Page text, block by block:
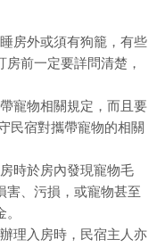
房外或須有狗籠，有些
前一定要詳問清楚，
寵物相關規定，而且要
民宿對攜帶寵物的相關
時於房內發現寵物毛
害、污損，或寵物甚至
理入房時，民宿主人亦